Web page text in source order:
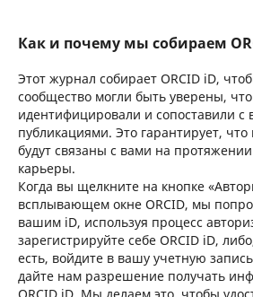
Как и почему мы собираем
Этот журнал собирает ORCID iD,
сообщество могли быть уверены,
идентифицировали и сопоставили
публикациями. Это гарантирует,
будут связаны с вами на
карьеры.
Когда вы щелкните на кнопке
всплывающем окне ORCID, мы
вашим iD, используя процесс
зарегистрируйте себе ORCID iD,
есть, войдите в вашу учетную
дайте нам разрешение получать